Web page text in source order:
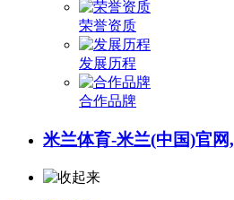
荣誉资质
发展历程
合作品牌
米兰体育-米兰(中国)官网,